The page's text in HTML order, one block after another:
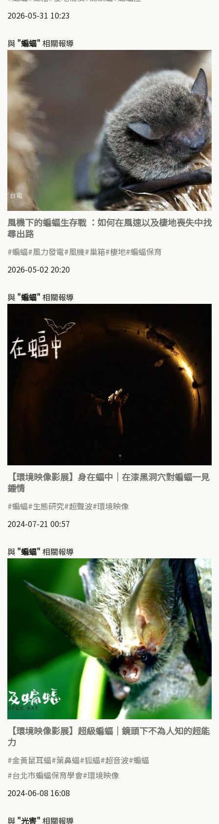
2026-05-31 10:23
與 "蝙蝠" 相關報導
風機下的蝙蝠生存戰 ：如何在風速以及棲地喪失中找
尋出路
蝙蝠 風力發電 風機 巢箱 棲地 蝙蝠保育
2026-05-02 20:20
與 "蝙蝠" 相關報導
【環境映像影展】身在蝠中｜在漆黑洞穴對蝙蝠一見
鍾情
蝙蝠 生態研究 超聲波 環境映像
2024-07-21 00:57
與 "蝙蝠" 相關報導
【環境映像影展】超級蝙蝠｜鏡頭下不為人知的超能
力
金黃鼠耳蝠 葉鼻蝠 狐蝠 超音波 蝙蝠
台北市蝙蝠保育學會 環境映像
2024-06-08 16:08
與 "光害" 相關報導